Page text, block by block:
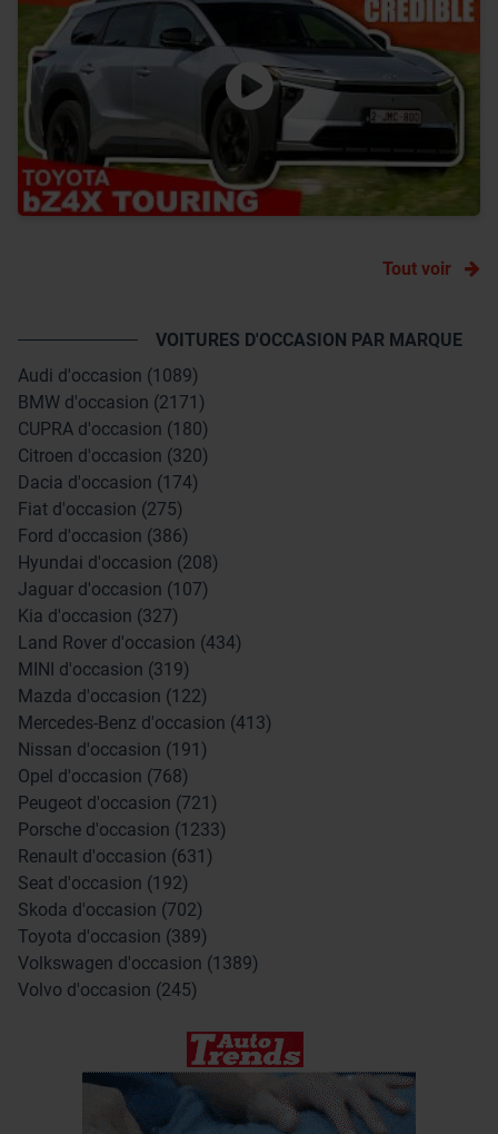
Tout voir
VOITURES D'OCCASION PAR MARQUE
Audi d'occasion (1089)
BMW d'occasion (2171)
CUPRA d'occasion (180)
Citroen d'occasion (320)
Dacia d'occasion (174)
Fiat d'occasion (275)
Ford d'occasion (386)
Hyundai d'occasion (208)
Jaguar d'occasion (107)
Kia d'occasion (327)
Land Rover d'occasion (434)
MINI d'occasion (319)
Mazda d'occasion (122)
Mercedes-Benz d'occasion (413)
Nissan d'occasion (191)
Opel d'occasion (768)
Peugeot d'occasion (721)
Porsche d'occasion (1233)
Renault d'occasion (631)
Seat d'occasion (192)
Skoda d'occasion (702)
Toyota d'occasion (389)
Volkswagen d'occasion (1389)
Volvo d'occasion (245)